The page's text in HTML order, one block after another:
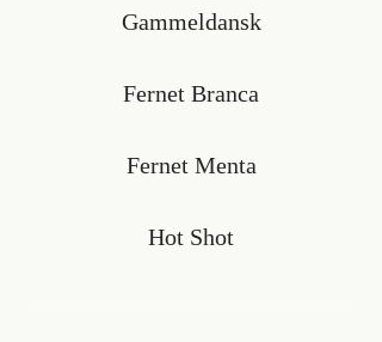
Gammeldansk
Fernet Branca
Fernet Menta
Hot Shot